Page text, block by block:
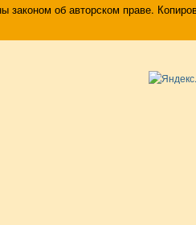
законом об авторском праве.